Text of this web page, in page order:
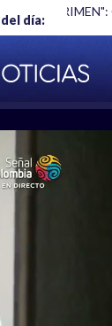
día:
ES UN